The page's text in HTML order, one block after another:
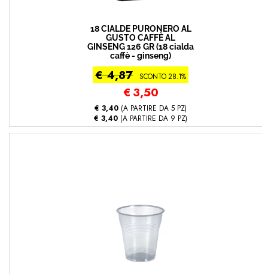
18 CIALDE PURONERO AL
GUSTO CAFFÈ AL
GINSENG 126 GR (18 cialda
caffè - ginseng)
€ 4,87 SCONTO 28.1%
€ 3,50
€ 3,40 (A PARTIRE DA 5 PZ)
€ 3,40 (A PARTIRE DA 9 PZ)